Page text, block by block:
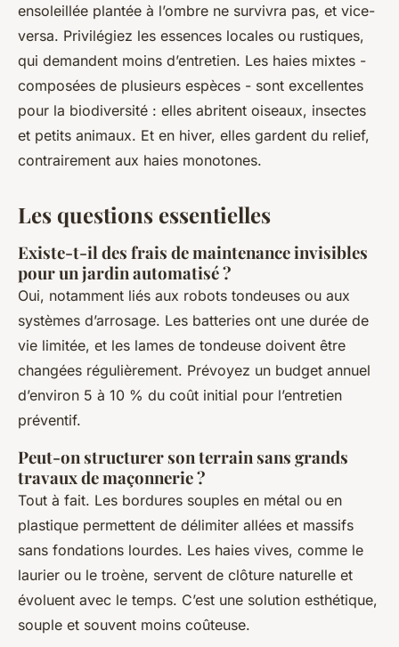
ensoleillée plantée à l’ombre ne survivra pas, et vice-
versa. Privilégiez les essences locales ou rustiques,
qui demandent moins d’entretien. Les haies mixtes -
composées de plusieurs espèces - sont excellentes
pour la biodiversité : elles abritent oiseaux, insectes
et petits animaux. Et en hiver, elles gardent du relief,
contrairement aux haies monotones.
Les questions essentielles
Existe-t-il des frais de maintenance invisibles
pour un jardin automatisé ?
Oui, notamment liés aux robots tondeuses ou aux
systèmes d’arrosage. Les batteries ont une durée de
vie limitée, et les lames de tondeuse doivent être
changées régulièrement. Prévoyez un budget annuel
d’environ 5 à 10 % du coût initial pour l’entretien
préventif.
Peut-on structurer son terrain sans grands
travaux de maçonnerie ?
Tout à fait. Les bordures souples en métal ou en
plastique permettent de délimiter allées et massifs
sans fondations lourdes. Les haies vives, comme le
laurier ou le troène, servent de clôture naturelle et
évoluent avec le temps. C’est une solution esthétique,
souple et souvent moins coûteuse.